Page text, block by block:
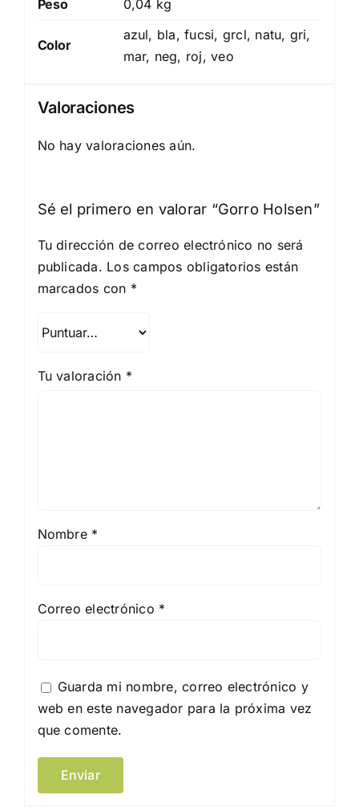
Peso 0,04 kg
Color
azul, bla, fucsi, grcl, natu, gri,
mar, neg, roj, veo
Valoraciones
No hay valoraciones aún.
Sé el primero en valorar “Gorro Holsen”
Tu dirección de correo electrónico no será
publicada. Los campos obligatorios están
marcados con *
Tu valoración *
Nombre *
Correo electrónico *
Guarda mi nombre, correo electrónico y
web en este navegador para la próxima vez
que comente.